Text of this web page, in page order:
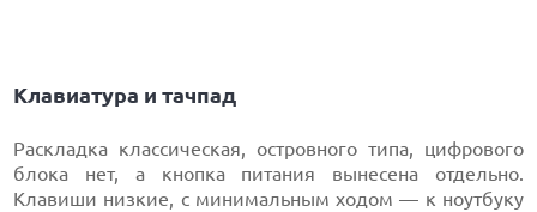
Клавиатура и тачпад
Раскладка классическая, островного типа, цифрового
блока нет, а кнопка питания вынесена отдельно.
Клавиши низкие, с минимальным ходом — к ноутбуку